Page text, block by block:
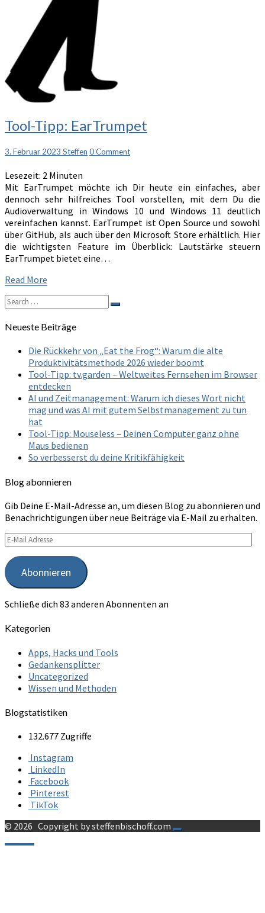
Tool-
Tipp:
Tool-Tipp: EarTrumpet
3. Februar 2023 Steffen Comments
0 Comment
Lesezeit: 2 Minuten
Mit EarTrumpet möchte ich Dir heute ein einfaches, aber
dennoch sehr hilfreiches Tool vorstellen, mit dem Du die
Audioverwaltung in Windows 10 und Windows 11 deutlich
vereinfachen kannst. EarTrumpet ist Open Source und sowohl
über GitHub, als auch über den Microsoft Store erhältlich. Hier
die wichtigsten Feature im Überblick: Lautstärke steuern
EarTrumpet bietet eine…
Read More
Search
for:
Search
Neueste Beiträge
Die Rückkehr von „Eat the Frog“: Warum die alte
Produktivitätsmethode 2026 wieder boomt
Tool-Tipp: tv.garden – Weltweites Fernsehen im Browser
entdecken
AI und Zeitmanagement: Warum ich dieses Wort nicht
mag und was AI mit gutem Selbstmanagement zu tun
hat
Tool-Tipp: Mouseless – Deinen Computer ganz ohne
Maus bedienen
So verbesserst du deine Kritikfähigkeit
Blog abonnieren
Gib Deine E-Mail-Adresse an, um diesen Blog zu abonnieren und
Benachrichtigungen über neue Beiträge via E-Mail zu erhalten.
E-
Mail
Adresse
Abonnieren
Schließe dich 83 anderen Abonnenten an
Kategorien
Apps, Hacks und Tools
Gedankensplitter
Uncategorized
Wissen und Methoden
Blogstatistiken
132.677 Zugriffe
Instagram
LinkedIn
Facebook
Pinterest
TikTok
© 2026 Copyright by steffenbischoff.com